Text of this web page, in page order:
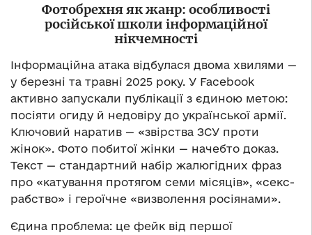
Фотобрехня як жанр: особливості
російської школи інформаційної
нікчемності
Інформаційна атака відбулася двома хвилями —
у березні та травні 2025 року. У Facebook
активно запускали публікації з єдиною метою:
посіяти огиду й недовіру до української армії.
Ключовий наратив — «звірства ЗСУ проти
жінок». Фото побитої жінки — начебто доказ.
Текст — стандартний набір жалюгідних фраз
про «катування протягом семи місяців», «секс-
рабство» і героїчне «визволення росіянами».
Єдина проблема: це фейк від першої